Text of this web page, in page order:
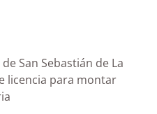
San Sebastián de La
licencia para montar